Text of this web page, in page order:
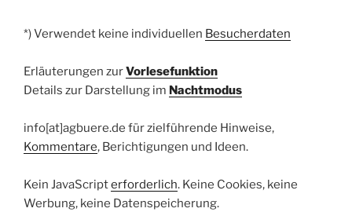
*) Verwendet keine individuellen Besucherdaten
Erläuterungen zurVorlesefunktion
Details zur Darstellung im Nachtmodus
info[at]agbuere.de für zielführende Hinweise,
Kommentare, Berichtigungen und Ideen.
Kein JavaScripterforderlich. Keine Cookies, keine
Werbung, keine Datenspeicherung.